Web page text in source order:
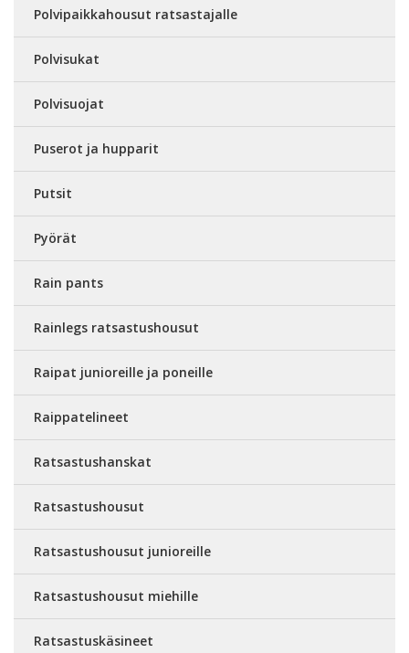
Polvipaikkahousut ratsastajalle
Polvisukat
Polvisuojat
Puserot ja hupparit
Putsit
Pyörät
Rain pants
Rainlegs ratsastushousut
Raipat junioreille ja poneille
Raippatelineet
Ratsastushanskat
Ratsastushousut
Ratsastushousut junioreille
Ratsastushousut miehille
Ratsastuskäsineet